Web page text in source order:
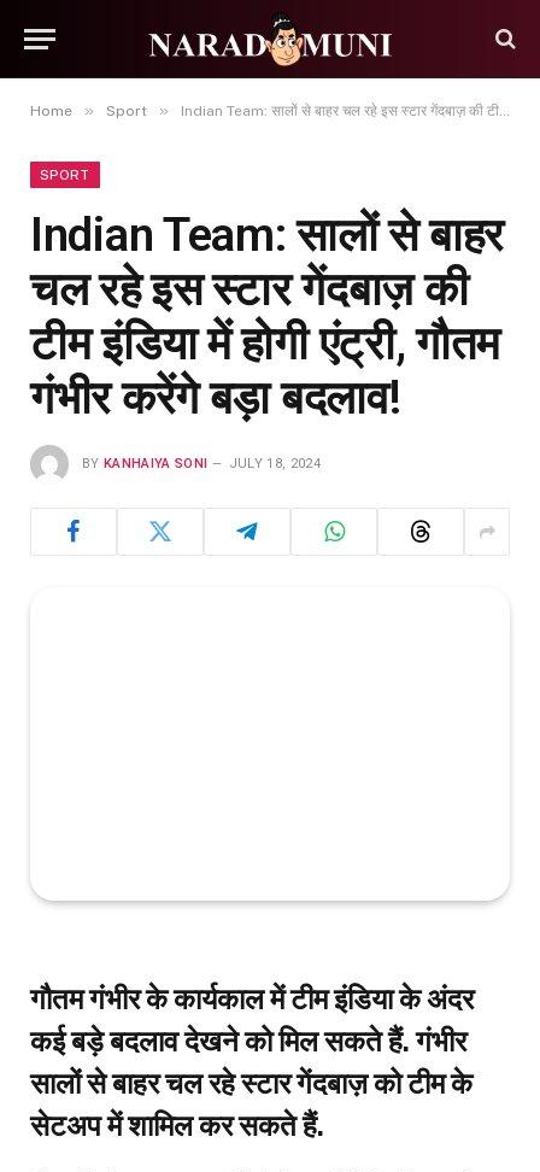
Home » Sport » Indian Team: सालों से बाहर चल रहे इस स्टार गेंदबाज़ की टीम इंडिया में होगी एंट्री, गौतम गंभीर करेंगे बड़ा बदलाव!
SPORT
Indian Team: सालों से बाहर
चल रहे इस स्टार गेंदबाज़ की
टीम इंडिया में होगी एंट्री, गौतम
गंभीर करेंगे बड़ा बदलाव!
BY KANHAIYA SONI JULY 18, 2024
गौतम गंभीर के कार्यकाल में टीम इंडिया के अंदर
कई बड़े बदलाव देखने को मिल सकते हैं. गंभीर
सालों से बाहर चल रहे स्टार गेंदबाज़ को टीम के
सेटअप में शामिल कर सकते हैं.